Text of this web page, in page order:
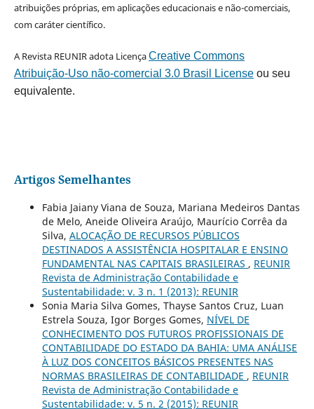
atribuições próprias, em aplicações educacionais e não-comerciais,
com caráter científico.
A Revista REUNIR adota LicençaCreative Commons
Atribuição-Uso não-comercial 3.0 Brasil Licenseou seu
equivalente.
Artigos Semelhantes
Fabia Jaiany Viana de Souza, Mariana Medeiros Dantas
de Melo, Aneide Oliveira Araújo, Maurício Corrêa da
Silva, ALOCAÇÃO DE RECURSOS PÚBLICOS
DESTINADOS A ASSISTÊNCIA HOSPITALAR E ENSINO
FUNDAMENTAL NAS CAPITAIS BRASILEIRAS , REUNIR
Revista de Administração Contabilidade e
Sustentabilidade: v. 3 n. 1 (2013): REUNIR
Sonia Maria Silva Gomes, Thayse Santos Cruz, Luan
Estrela Souza, Igor Borges Gomes, NÍVEL DE
CONHECIMENTO DOS FUTUROS PROFISSIONAIS DE
CONTABILIDADE DO ESTADO DA BAHIA: UMA ANÁLISE
À LUZ DOS CONCEITOS BÁSICOS PRESENTES NAS
NORMAS BRASILEIRAS DE CONTABILIDADE , REUNIR
Revista de Administração Contabilidade e
Sustentabilidade: v. 5 n. 2 (2015): REUNIR